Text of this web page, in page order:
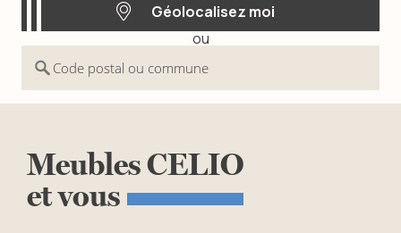
Géolocalisez moi
Géolocalisez moi
ou
Code postal ou commune
MeublesCELIO
etvous